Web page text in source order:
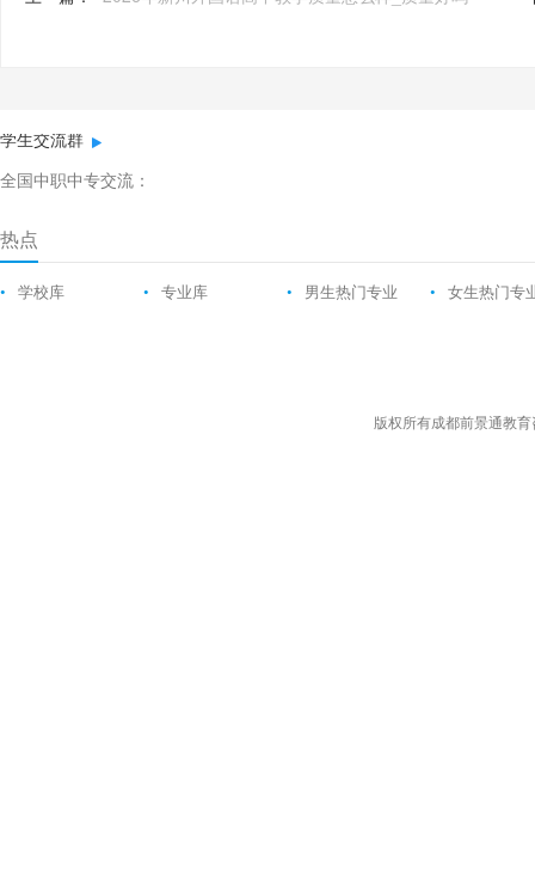
学生交流群
全国中职中专交流：
热点
• 学校库 • 专业库 • 男生热门专业 • 女生热门专
版权所有成都前景通教